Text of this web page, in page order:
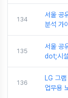
134
서울 공
분석 가
135
서울 공
dot;시
136
LG 그
업무용